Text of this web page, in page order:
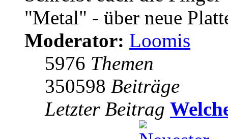
"Metal" - über neue
Moderator: Loomis
5976 Themen
350598 Beiträge
Letzter Beitrag